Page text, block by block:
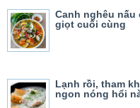
Canh nghêu
giọt cuối cùng
Lạnh rồi, tham
ngon nóng hổi